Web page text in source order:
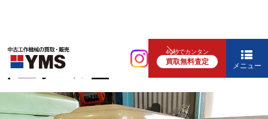
40秒でカンタン
買取無料査定 メニュー
中ぐり・ボール盤
卓上ボール盤